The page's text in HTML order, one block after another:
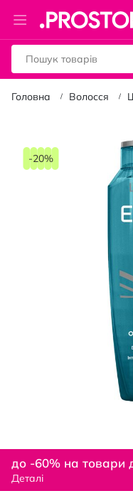
Toggle
Nav
Головна Волосся
кінця
-20%
початку
галереї
до -60% на товари
Деталі